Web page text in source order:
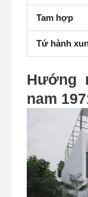
Tam hợp
Tứ hành
Hướng
nam